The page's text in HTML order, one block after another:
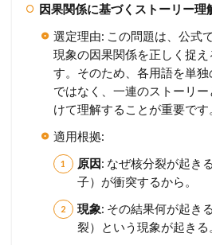
因果関係に基づくストーリー理
選定理由: この問題は、公式
現象の因果関係を正しく捉
す。そのため、各用語を単
ではなく、一連のストーリ
けて理解することが重要です
適用根拠:
原因: なぜ核分裂が起き
子）が衝突するから。
現象: その結果何が起き
裂）という現象が起きる